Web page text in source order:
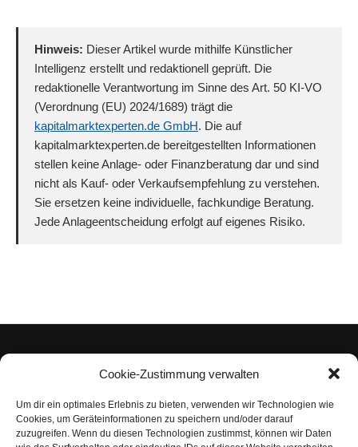
Cookie-Zustimmung verwalten
Um dir ein optimales Erlebnis zu bieten, verwenden wir Technologien wie
Cookies, um Geräteinformationen zu speichern und/oder darauf
zuzugreifen. Wenn du diesen Technologien zustimmst, können wir Daten
Hinweis: Dieser Artikel wurde mithilfe Künstlicher
Intelligenz erstellt und redaktionell geprüft. Die
redaktionelle Verantwortung im Sinne des Art. 50 KI-VO
(Verordnung (EU) 2024/1689) trägt die
kapitalmarktexperten.de GmbH. Die auf
kapitalmarktexperten.de bereitgestellten Informationen
stellen keine Anlage- oder Finanzberatung dar und sind
nicht als Kauf- oder Verkaufsempfehlung zu verstehen.
Sie ersetzen keine individuelle, fachkundige Beratung.
Jede Anlageentscheidung erfolgt auf eigenes Risiko.
Impressum
Datenschutzerklärung